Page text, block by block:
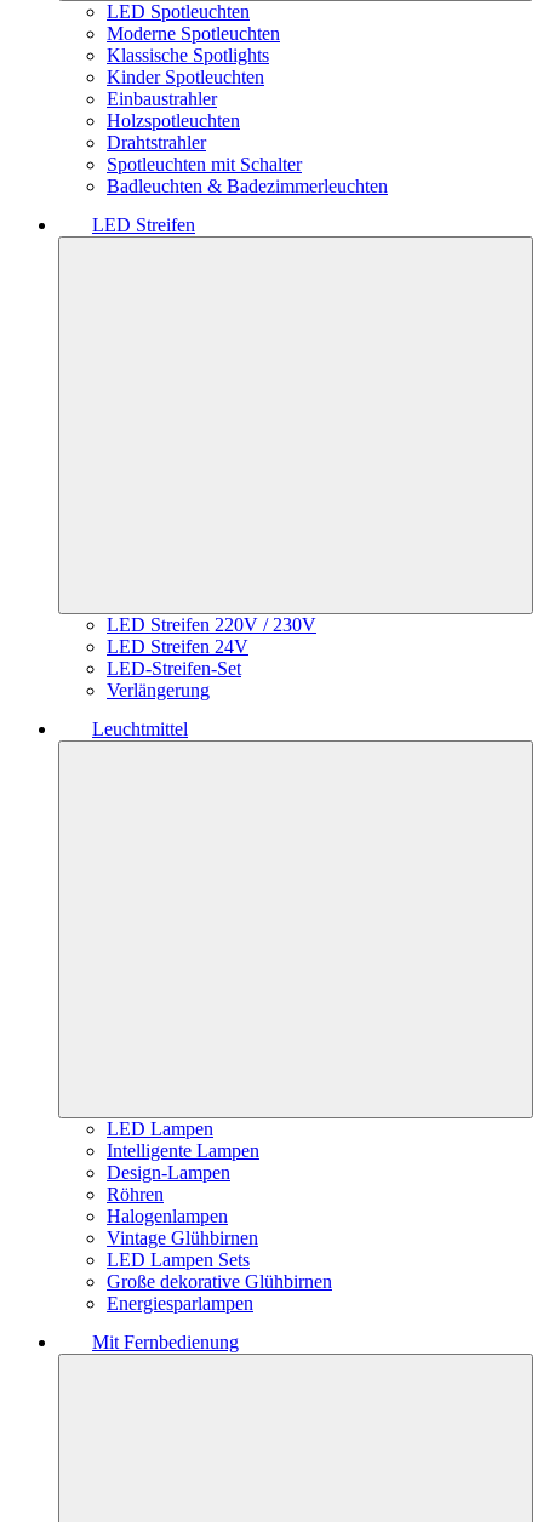
LED Spotleuchten
Moderne Spotleuchten
Klassische Spotlights
Kinder Spotleuchten
Einbaustrahler
Holzspotleuchten
Drahtstrahler
Spotleuchten mit Schalter
Badleuchten & Badezimmerleuchten
LED Streifen
LED Streifen 220V / 230V
LED Streifen 24V
LED-Streifen-Set
Verlängerung
Leuchtmittel
LED Lampen
Intelligente Lampen
Design-Lampen
Röhren
Halogenlampen
Vintage Glühbirnen
LED Lampen Sets
Große dekorative Glühbirnen
Energiesparlampen
Mit Fernbedienung